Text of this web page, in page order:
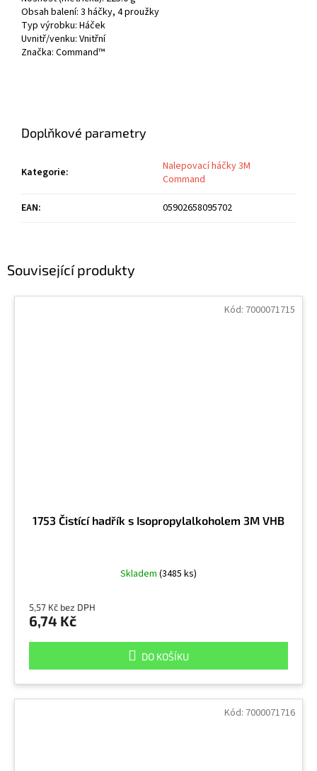
Související produkty
1753 Čistící hadřík s Isopropylalkoholem 3M VHB
Skladem (3485 ks)
5,57 Kč bez DPH
6,74 Kč
DO KOŠÍKU
Kód: 7000071715
Kód: 7000071716
Obsah balení: 3 háčky, 4 proužky
Typ výrobku: Háček
Uvnitř/venku: Vnitřní
Značka: Command™
Doplňkové parametry
Kategorie:
Nalepovací háčky 3M
Command
EAN: 05902658095702